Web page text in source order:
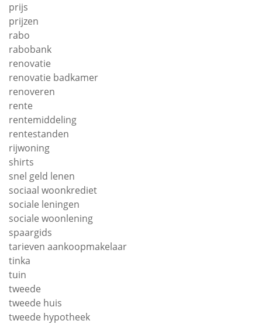
prijs
prijzen
rabo
rabobank
renovatie
renovatie badkamer
renoveren
rente
rentemiddeling
rentestanden
rijwoning
shirts
snel geld lenen
sociaal woonkrediet
sociale leningen
sociale woonlening
spaargids
tarieven aankoopmakelaar
tinka
tuin
tweede
tweede huis
tweede hypotheek